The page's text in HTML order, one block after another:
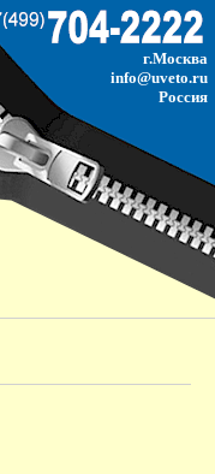
г.Москва
info@uveto.ru
Россия